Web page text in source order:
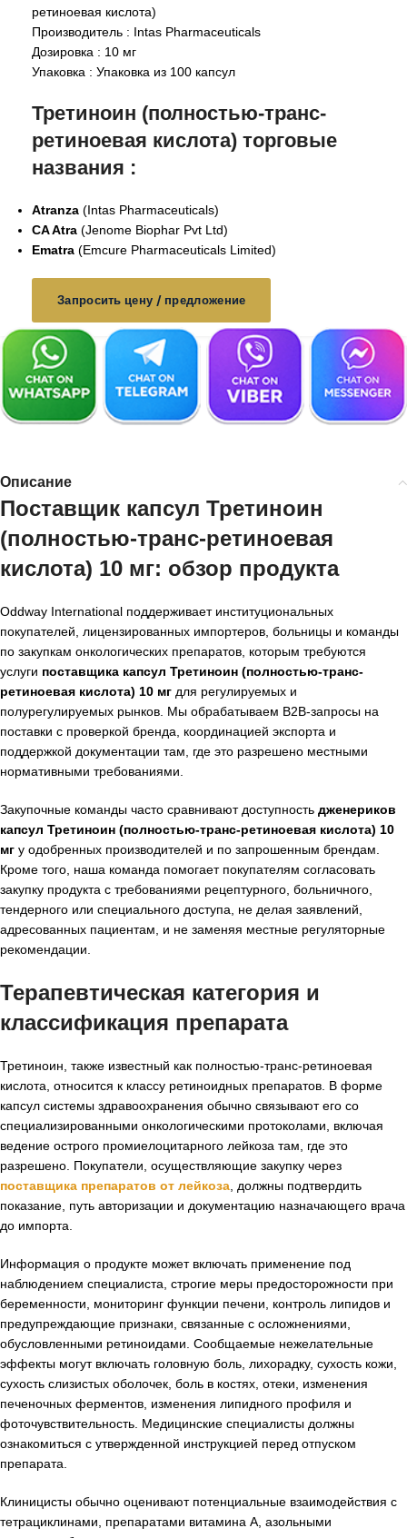
ретиноевая кислота)
Производитель : Intas Pharmaceuticals
Дозировка : 10 мг
Упаковка : Упаковка из 100 капсул
Третиноин (полностью-транс-
ретиноевая кислота) торговые
названия :
Atranza (Intas Pharmaceuticals)
CA Atra (Jenome Biophar Pvt Ltd)
Ematra (Emcure Pharmaceuticals Limited)
Запросить цену / предложение
Описание
Поставщик капсул Третиноин
(полностью-транс-ретиноевая
кислота) 10 мг: обзор продукта
Oddway International поддерживает институциональных
покупателей, лицензированных импортеров, больницы и команды
по закупкам онкологических препаратов, которым требуются
услуги поставщика капсул Третиноин (полностью-транс-
ретиноевая кислота) 10 мг для регулируемых и
полурегулируемых рынков. Мы обрабатываем B2B-запросы на
поставки с проверкой бренда, координацией экспорта и
поддержкой документации там, где это разрешено местными
нормативными требованиями.
Закупочные команды часто сравнивают доступность дженериков
капсул Третиноин (полностью-транс-ретиноевая кислота) 10
мг у одобренных производителей и по запрошенным брендам.
Кроме того, наша команда помогает покупателям согласовать
закупку продукта с требованиями рецептурного, больничного,
тендерного или специального доступа, не делая заявлений,
адресованных пациентам, и не заменяя местные регуляторные
рекомендации.
Терапевтическая категория и
классификация препарата
Третиноин, также известный как полностью-транс-ретиноевая
кислота, относится к классу ретиноидных препаратов. В форме
капсул системы здравоохранения обычно связывают его со
специализированными онкологическими протоколами, включая
ведение острого промиелоцитарного лейкоза там, где это
разрешено. Покупатели, осуществляющие закупку через
поставщика препаратов от лейкоза , должны подтвердить
показание, путь авторизации и документацию назначающего врача
до импорта.
Информация о продукте может включать применение под
наблюдением специалиста, строгие меры предосторожности при
беременности, мониторинг функции печени, контроль липидов и
предупреждающие признаки, связанные с осложнениями,
обусловленными ретиноидами. Сообщаемые нежелательные
эффекты могут включать головную боль, лихорадку, сухость кожи,
сухость слизистых оболочек, боль в костях, отеки, изменения
печеночных ферментов, изменения липидного профиля и
фоточувствительность. Медицинские специалисты должны
ознакомиться с утвержденной инструкцией перед отпуском
препарата.
Клиницисты обычно оценивают потенциальные взаимодействия с
тетрациклинами, препаратами витамина A, азольными